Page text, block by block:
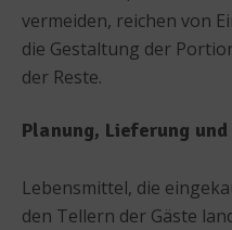
vermeiden, reichen von
die Gestaltung der
der Reste.
Planung, Lieferung
Lebensmittel, die
den Tellern der Gäste